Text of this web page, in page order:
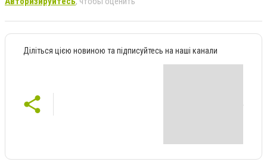
Діліться цією новиною та підписуйтесь на наші канали